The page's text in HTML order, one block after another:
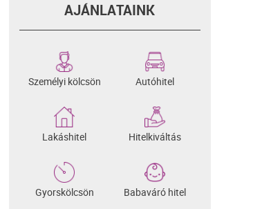
AJÁNLATAINK
Személyi kölcsön Autóhitel
Lakáshitel Hitelkiváltás
Gyorskölcsön Babaváró hitel